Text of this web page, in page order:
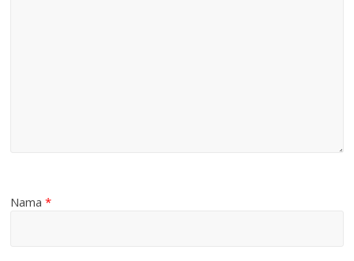
Nama*